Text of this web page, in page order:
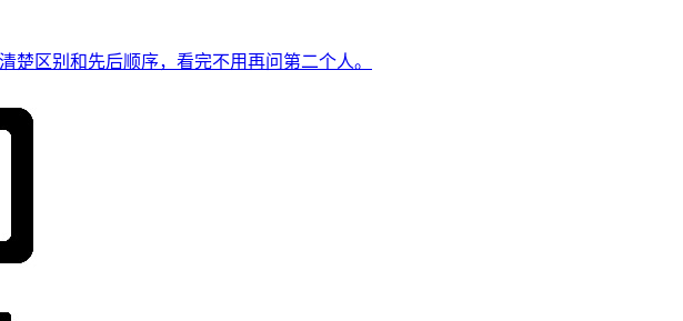
区别和先后顺序，看完不用再问第二个人。